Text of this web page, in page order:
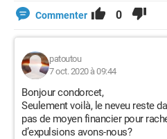
Commenter 0
patoutou
7 oct. 2020 à 09:44
Bonjour condorcet,
Seulement voilà, le neveu reste
pas de moyen financier pour
d’expulsions avons-nous?